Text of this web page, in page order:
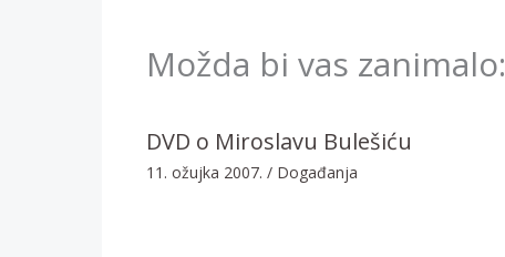
Možda bi vas zanimalo:
DVD o Miroslavu Bulešiću
11. ožujka 2007. / Događanja